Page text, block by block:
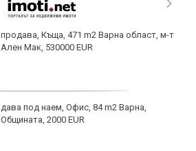
продава, Къща, 471 m2 Варна област, м-т
Ален Мак, 530000 EUR
дава под наем, Офис, 84 m2 Варна,
Общината, 2000 EUR